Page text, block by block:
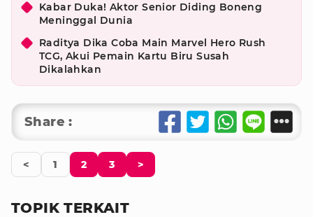
Kabar Duka! Aktor Senior Diding Boneng
Meninggal Dunia
Raditya Dika Coba Main Marvel Hero Rush
TCG, Akui Pemain Kartu Biru Susah
Dikalahkan
Share :
< 1 2 3 >
TOPIK TERKAIT